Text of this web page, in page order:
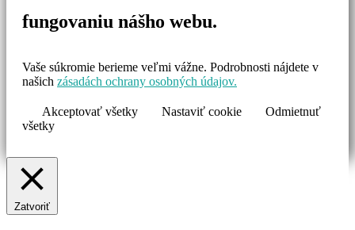
fungovaniu nášho webu.
Vaše súkromie berieme veľmi vážne. Podrobnosti nájdete v
našich zásadách ochrany osobných údajov.
Akceptovať všetky Nastaviť cookie
Odmietnuť
všetky
Zatvoriť